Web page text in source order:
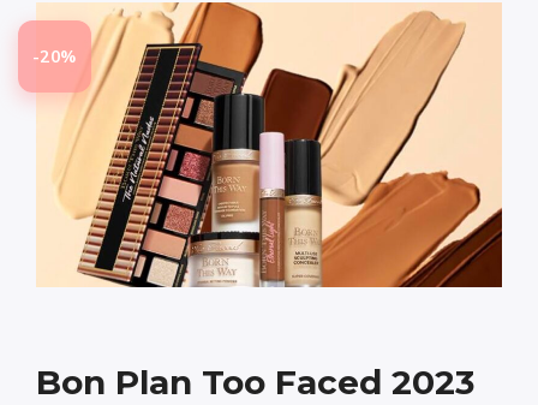
-20%
Bon Plan Too Faced 2023